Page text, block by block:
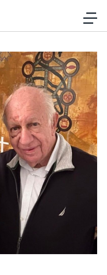
al contenido